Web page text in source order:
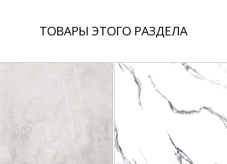
ТОВАРЫ ЭТОГО РАЗДЕЛА